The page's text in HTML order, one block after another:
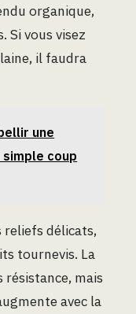
organique,
Si vous visez
il faudra
une
coup
reliefs délicats,
tournevis. La
résistance, mais
avec la